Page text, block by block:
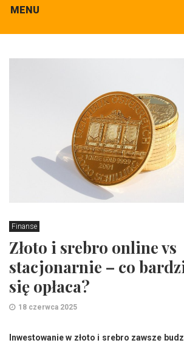
MENU
Finanse
Złoto i srebro online vs
stacjonarnie – co
się opłaca?
18 czerwca 2025
Inwestowanie w złoto i srebro zawsze